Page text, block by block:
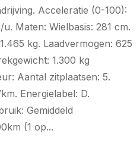
Acceleratie (0-100):
Maten: Wielbasis: 281 cm.
kg. Laadvermogen: 625
1.300 kg
Aantal zitplaatsen: 5.
Energielabel: D.
Gemiddeld
(1 op...